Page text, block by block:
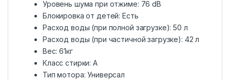
Уровень шума при отжиме: 76 dB
Блокировка от детей: Есть
Расход воды (при полной загрузке): 50 л
Расход воды (при частичной загрузке): 42 л
Вес: 61кг
Класс стирки: A
Тип мотора: Универсал